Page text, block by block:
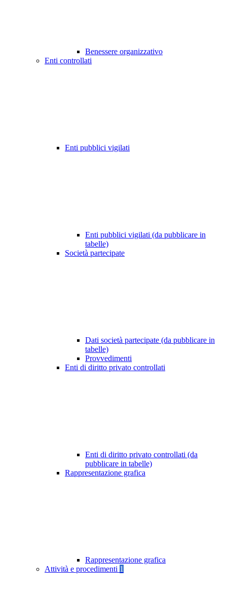
Benessere organizzativo
Enti controllati
Enti pubblici vigilati
Enti pubblici vigilati (da pubblicare in
tabelle)
Società partecipate
Dati società partecipate (da pubblicare in
tabelle)
Provvedimenti
Enti di diritto privato controllati
Enti di diritto privato controllati (da
pubblicare in tabelle)
Rappresentazione grafica
Rappresentazione grafica
Attività e procedimenti 1